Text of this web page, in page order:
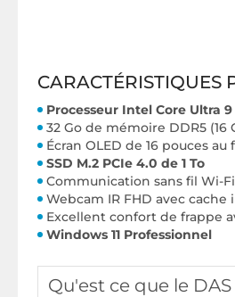
CARACTÉRISTIQUES
Processeur Intel Core Ultra 9
32 Go de mémoire DDR5 (16
Écran OLED de 16 pouces au
SSD M.2 PCIe 4.0 de 1 To
Communication sans fil Wi-
Webcam IR FHD avec cache
Excellent confort de frappe
Windows 11 Professionnel
Qu'est ce que le